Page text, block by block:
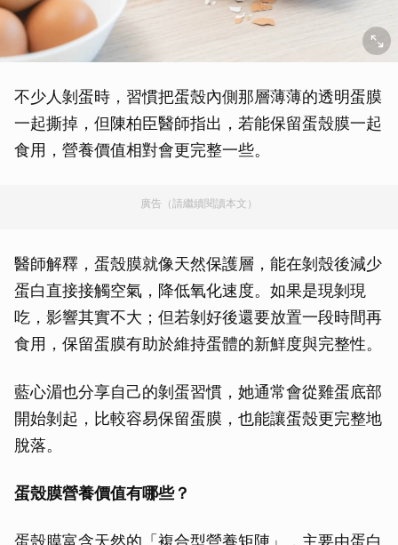
不少人剝蛋時，習慣把蛋殼內側那層薄薄的透明蛋膜
一起撕掉，但陳柏臣醫師指出，若能保留蛋殼膜一起
食用，營養價值相對會更完整一些。
廣告（請繼續閱讀本文）
醫師解釋，蛋殼膜就像天然保護層，能在剝殼後減少
蛋白直接接觸空氣，降低氧化速度。如果是現剝現
吃，影響其實不大；但若剝好後還要放置一段時間再
食用，保留蛋膜有助於維持蛋體的新鮮度與完整性。
藍心湄也分享自己的剝蛋習慣，她通常會從雞蛋底部
開始剝起，比較容易保留蛋膜，也能讓蛋殼更完整地
脫落。
蛋殼膜營養價值有哪些？
蛋殼膜富含天然的「複合型營養矩陣」，主要由蛋白